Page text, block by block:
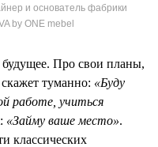
и основатель фабрики
by ONE mebel
Про свои планы,
скажет туманно: «Буду
работе, учиться
: «Займу ваше место».
классических